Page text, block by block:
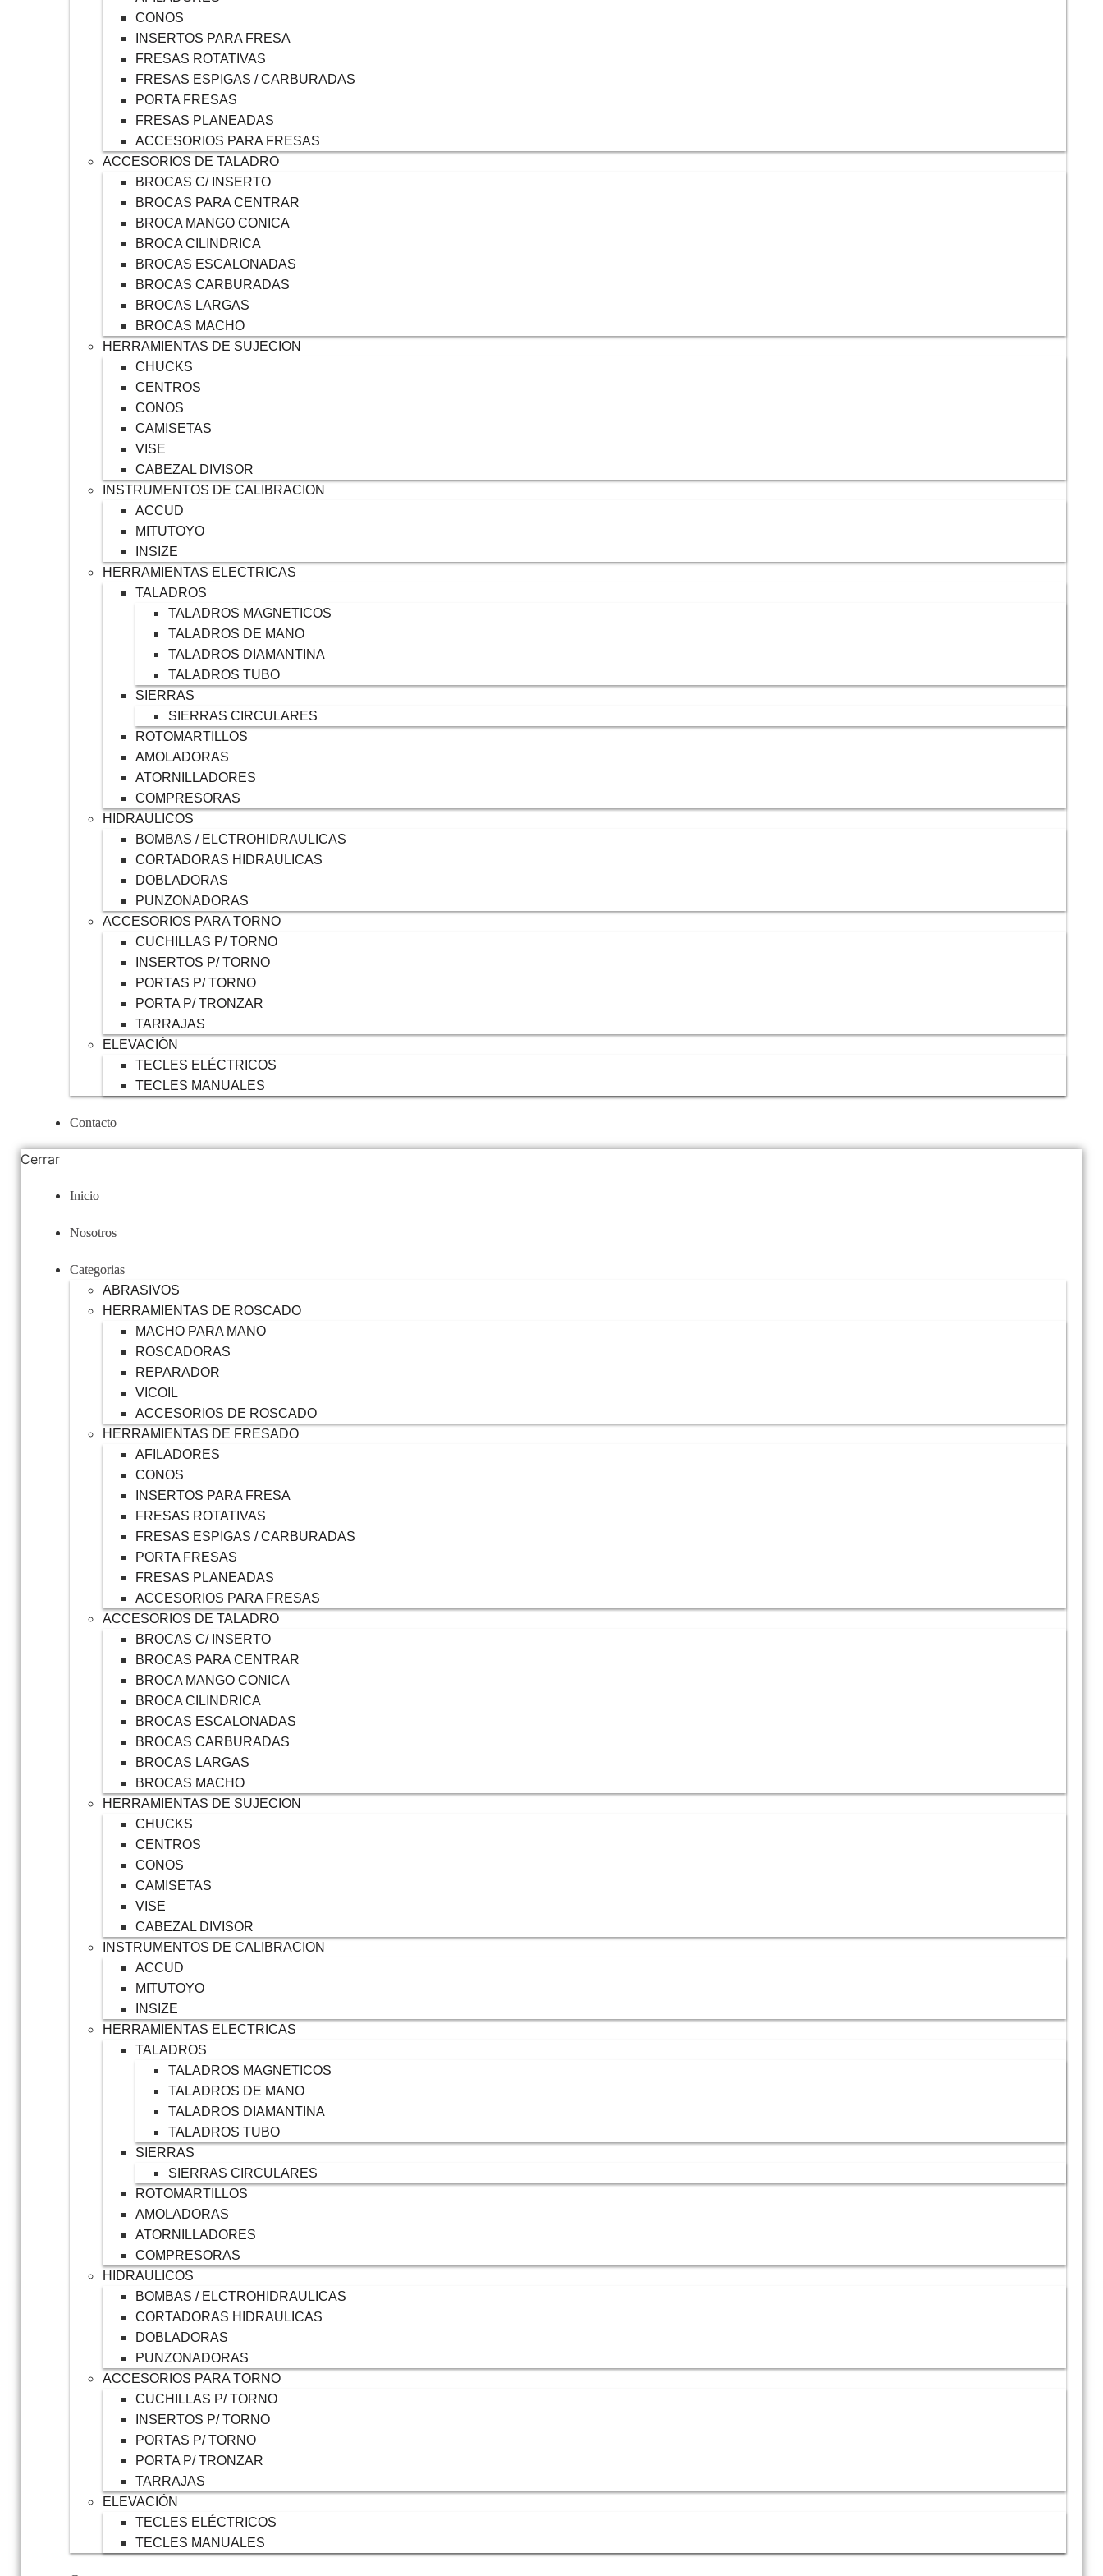
CONOS
INSERTOS PARA FRESA
FRESAS ROTATIVAS
FRESAS ESPIGAS / CARBURADAS
PORTA FRESAS
FRESAS PLANEADAS
ACCESORIOS PARA FRESAS
ACCESORIOS DE TALADRO
BROCAS C/ INSERTO
BROCAS PARA CENTRAR
BROCA MANGO CONICA
BROCA CILINDRICA
BROCAS ESCALONADAS
BROCAS CARBURADAS
BROCAS LARGAS
BROCAS MACHO
HERRAMIENTAS DE SUJECION
CHUCKS
CENTROS
CONOS
CAMISETAS
VISE
CABEZAL DIVISOR
INSTRUMENTOS DE CALIBRACION
ACCUD
MITUTOYO
INSIZE
HERRAMIENTAS ELECTRICAS
TALADROS
TALADROS MAGNETICOS
TALADROS DE MANO
TALADROS DIAMANTINA
TALADROS TUBO
SIERRAS
SIERRAS CIRCULARES
ROTOMARTILLOS
AMOLADORAS
ATORNILLADORES
COMPRESORAS
HIDRAULICOS
BOMBAS / ELCTROHIDRAULICAS
CORTADORAS HIDRAULICAS
DOBLADORAS
PUNZONADORAS
ACCESORIOS PARA TORNO
CUCHILLAS P/ TORNO
INSERTOS P/ TORNO
PORTAS P/ TORNO
PORTA P/ TRONZAR
TARRAJAS
ELEVACIÓN
TECLES ELÉCTRICOS
TECLES MANUALES
Contacto
Cerrar
Inicio
Nosotros
Categorias
ABRASIVOS
HERRAMIENTAS DE ROSCADO
MACHO PARA MANO
ROSCADORAS
REPARADOR
VICOIL
ACCESORIOS DE ROSCADO
HERRAMIENTAS DE FRESADO
AFILADORES
CONOS
INSERTOS PARA FRESA
FRESAS ROTATIVAS
FRESAS ESPIGAS / CARBURADAS
PORTA FRESAS
FRESAS PLANEADAS
ACCESORIOS PARA FRESAS
ACCESORIOS DE TALADRO
BROCAS C/ INSERTO
BROCAS PARA CENTRAR
BROCA MANGO CONICA
BROCA CILINDRICA
BROCAS ESCALONADAS
BROCAS CARBURADAS
BROCAS LARGAS
BROCAS MACHO
HERRAMIENTAS DE SUJECION
CHUCKS
CENTROS
CONOS
CAMISETAS
VISE
CABEZAL DIVISOR
INSTRUMENTOS DE CALIBRACION
ACCUD
MITUTOYO
INSIZE
HERRAMIENTAS ELECTRICAS
TALADROS
TALADROS MAGNETICOS
TALADROS DE MANO
TALADROS DIAMANTINA
TALADROS TUBO
SIERRAS
SIERRAS CIRCULARES
ROTOMARTILLOS
AMOLADORAS
ATORNILLADORES
COMPRESORAS
HIDRAULICOS
BOMBAS / ELCTROHIDRAULICAS
CORTADORAS HIDRAULICAS
DOBLADORAS
PUNZONADORAS
ACCESORIOS PARA TORNO
CUCHILLAS P/ TORNO
INSERTOS P/ TORNO
PORTAS P/ TORNO
PORTA P/ TRONZAR
TARRAJAS
ELEVACIÓN
TECLES ELÉCTRICOS
TECLES MANUALES